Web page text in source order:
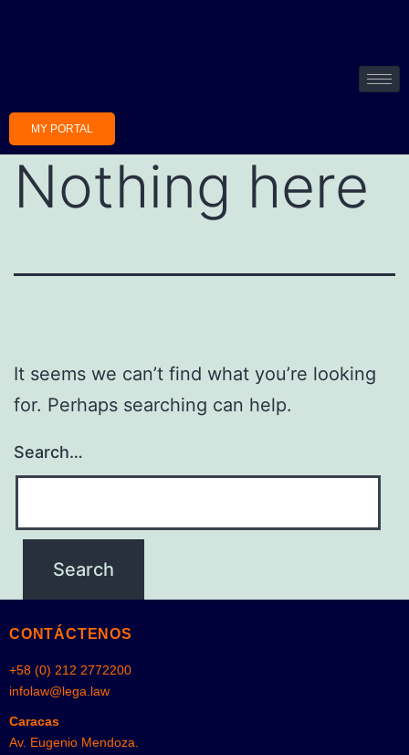
MY PORTAL
Nothing here
It seems we can’t find what you’re looking
for. Perhaps searching can help.
Search…
CONTÁCTENOS
+58 (0) 212 2772200
infolaw@lega.law
Caracas
Av. Eugenio Mendoza.